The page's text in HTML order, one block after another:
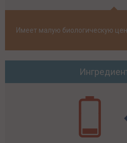
Имеет малую биологическую